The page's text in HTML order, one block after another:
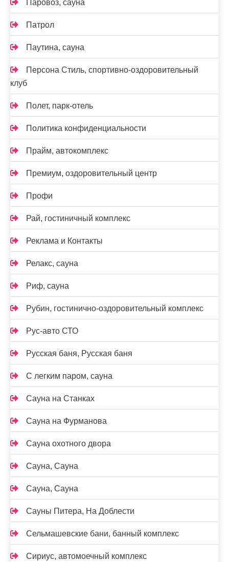
Паровоз, сауна
Патрол
Паутина, сауна
Персона Стиль, спортивно-оздоровительный
клуб
Полет, парк-отель
Политика конфиденциальности
Прайм, автокомплекс
Премиум, оздоровительный центр
Профи
Рай, гостиничный комплекс
Реклама и Контакты
Релакс, сауна
Риф, сауна
Рубин, гостинично-оздоровительный комплекс
Рус-авто СТО
Русская баня, Русская баня
С легким паром, сауна
Сауна на Станках
Сауна на Фурманова
Сауна охотного двора
Сауна, Сауна
Сауна, Сауна
Сауны Питера, На Доблести
Сельмашевские бани, банный комплекс
Сириус, автомоечный комплекс